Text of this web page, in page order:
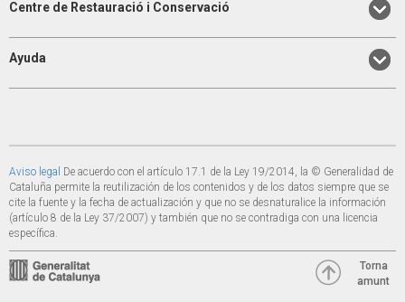
Centre de Restauració i Conservació
Ayuda
Aviso legal De acuerdo con el artículo 17.1 de la Ley 19/2014, la © Generalidad de
Cataluña permite la reutilización de los contenidos y de los datos siempre que se
cite la fuente y la fecha de actualización y que no se desnaturalice la información
(artículo 8 de la Ley 37/2007) y también que no se contradiga con una licencia
específica.
Torna
amunt